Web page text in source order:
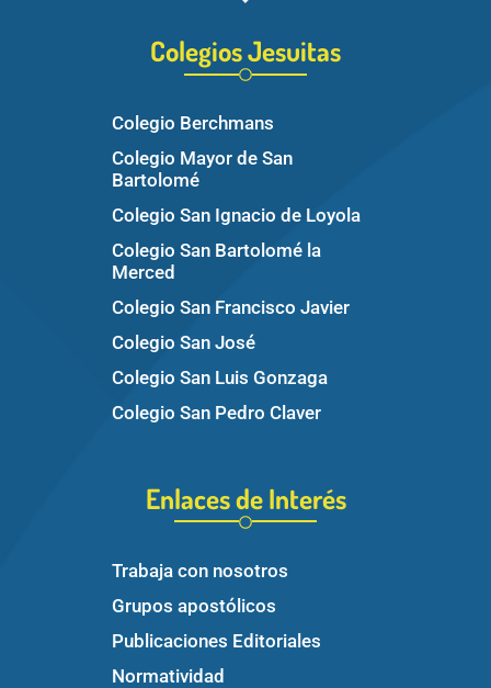
Colegios Jesuitas
Colegio Berchmans
Colegio Mayor de San
Bartolomé
Colegio San Ignacio de Loyola
Colegio San Bartolomé la
Merced
Colegio San Francisco Javier
Colegio San José
Colegio San Luis Gonzaga
Colegio San Pedro Claver
Enlaces de Interés
Trabaja con nosotros
Grupos apostólicos
Publicaciones Editoriales
Normatividad